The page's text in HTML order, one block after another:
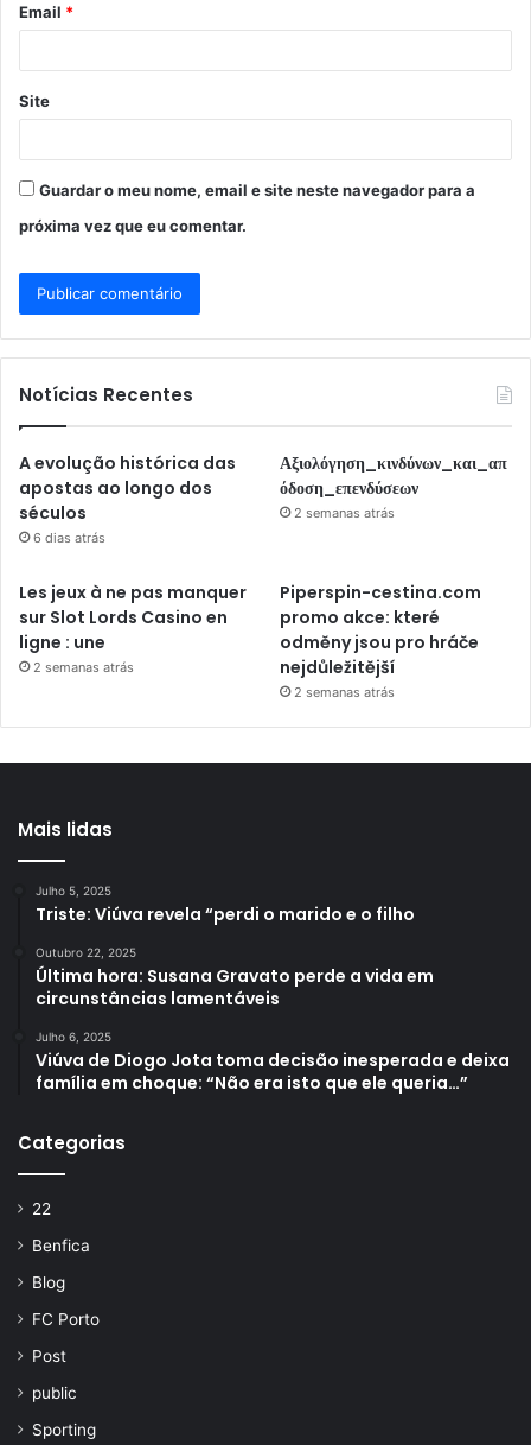
*
Email *
Site
Guardar o meu nome, email e site neste navegador para a
próxima vez que eu comentar.
Notícias Recentes
A evolução histórica das
apostas ao longo dos
séculos
6 dias atrás
Αξιολόγηση_κινδύνων_και_απ
όδοση_επενδύσεων
2 semanas atrás
Les jeux à ne pas manquer
sur Slot Lords Casino en
ligne : une
2 semanas atrás
Piperspin-cestina.com
promo akce: které
odměny jsou pro hráče
nejdůležitější
2 semanas atrás
Mais lidas
Julho 5, 2025
Triste: Viúva revela “perdi o marido e o filho
Outubro 22, 2025
Última hora: Susana Gravato perde a vida em
circunstâncias lamentáveis
Julho 6, 2025
Viúva de Diogo Jota toma decisão inesperada e deixa
família em choque: “Não era isto que ele queria…”
Categorias
22
Benfica
Blog
FC Porto
Post
public
Sporting